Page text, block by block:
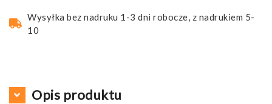
Wysyłka bez nadruku 1-3 dni robocze, z nadrukiem 5-
10
Opis produktu